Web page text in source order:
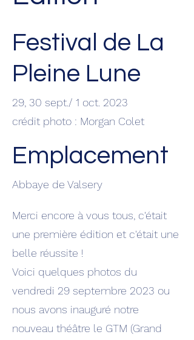
Festival de La
Pleine Lune
29, 30 sept./ 1 oct. 2023
crédit photo : Morgan Colet
Emplacement
Abbaye de Valsery
Merci encore à vous tous, c'était
une première édition et c'était une
belle réussite !
Voici quelques photos du
vendredi 29 septembre 2023 ou
nous avons inauguré notre
nouveau théâtre le GTM (Grand